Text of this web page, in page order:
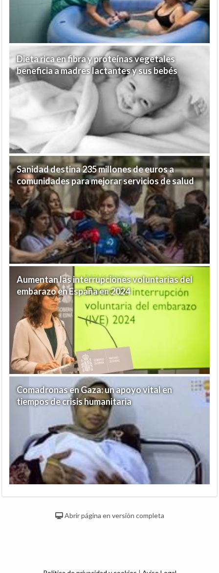
Dieta rica en fibra y proteínas vegetales
beneficia a madres lactantes y sus bebés
Sanidad destina 235 millones de euros a
comunidades para mejorar servicios de salud
Aumentan las interrupciones voluntarias del
embarazo en España en 2024
Comadronas en Gaza: un apoyo vital en
tiempos de crisis humanitaria
Abrir página en versión completa